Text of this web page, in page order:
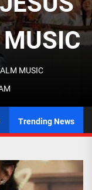
ÂM
NHẠC
TALK
MUSIC
Trending News